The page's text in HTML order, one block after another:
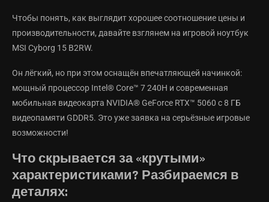
Чтобы понять, как выглядит хорошее соотношение цены и
производительности, давайте взглянем на игровой ноутбук
MSI Cyborg 15 B2RW.
Он лёгкий, но при этом оснащён впечатляющей начинкой:
мощный процессор Intel® Core™ 7 240H и современная
мобильная видеокарта NVIDIA® GeForce RTX™ 5060 с 8 ГБ
видеопамяти GDDR5. Это уже заявка на серьёзные игровые
возможности!
Что скрывается за «крутыми»
характеристиками? Разбираемся в
деталях: